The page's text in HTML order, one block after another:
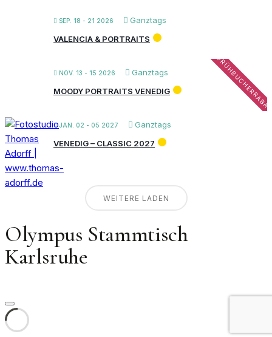
SEP. 18 - 21 2026
Ganztags
VALENCIA & PORTRAITS
NOV. 13 - 15 2026 Ganztags
MOODY PORTRAITS VENEDIG
JAN. 02 - 05 2027
Ganztags
VENEDIG – CLASSIC 2027
WEITERE LADEN
Olympus Stammtisch
Karlsruhe